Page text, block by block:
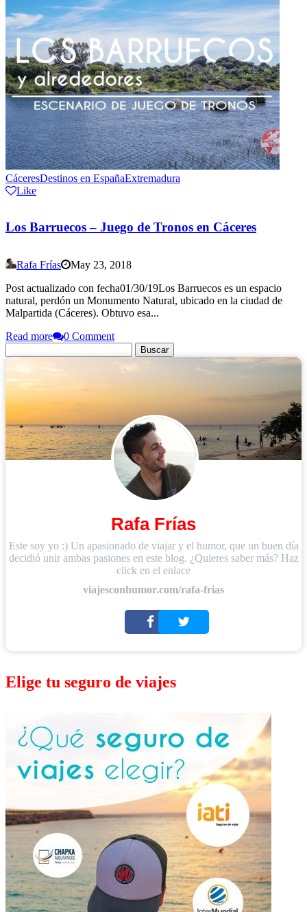
CáceresDestinos en EspañaExtremadura
Like
Los Barruecos – Juego de Tronos en Cáceres
Rafa Frías
May 23, 2018
Post actualizado con fecha01/30/19Los Barruecos es un espacio
natural, perdón un Monumento Natural, ubicado en la ciudad de
Malpartida (Cáceres). Obtuvo esa...
Read more
0 Comment
Rafa Frías
Este soy yo :) Un apasionado de viajar y el humor, que un buen día
decidió unir ambas pasiones en este blog. ¿Quieres saber más? Haz
click en el enlace
viajesconhumor.com/rafa-frias
Elige tu seguro de viajes